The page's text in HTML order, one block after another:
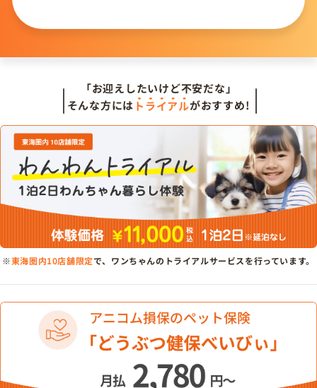
「お迎えしたいけど不安だな」
そんな方には トライアルがおすすめ!
※東海圏内10店舗限定で、ワンちゃんのトライアルサービスを行っています。